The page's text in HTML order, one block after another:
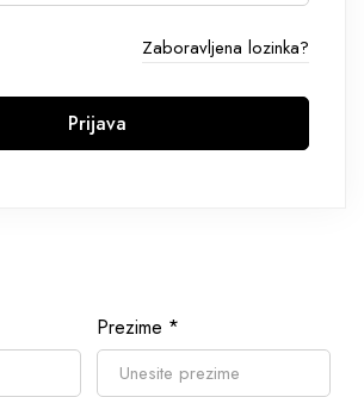
Zaboravljena lozinka?
Prijava
Prezime *